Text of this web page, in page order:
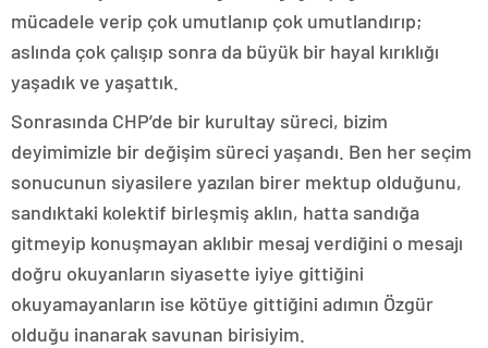
mücadele verip çok umutlanıp çok umutlandırıp;
aslında çok çalışıp sonra da büyük bir hayal kırıklığı
yaşadık ve yaşattık.
Sonrasında CHP’de bir kurultay süreci, bizim
deyimimizle bir değişim süreci yaşandı. Ben her seçim
sonucunun siyasilere yazılan birer mektup olduğunu,
sandıktaki kolektif birleşmiş aklın, hatta sandığa
gitmeyip konuşmayan aklıbir mesaj verdiğini o mesajı
doğru okuyanların siyasette iyiye gittiğini
okuyamayanların ise kötüye gittiğini adımın Özgür
olduğu inanarak savunan birisiyim.